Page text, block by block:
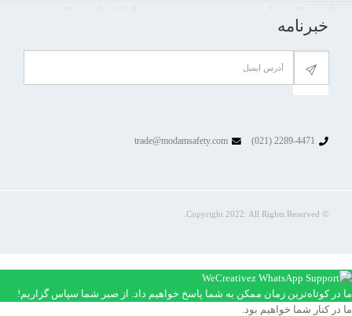
خبرنامه
trade@modamsafety.com
ما در کوتاه‌ترین زمان ممکن به شما پاسخ خواهیم داد. از صبر شما سپاس گزاریم!
ما در کنار شما خواهیم بود.